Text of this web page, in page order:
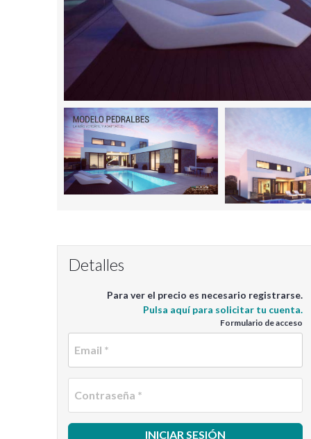
Detalles
Para ver el precio es necesario registrarse.
Pulsa aquí para solicitar tu cuenta.
Formulario de acceso